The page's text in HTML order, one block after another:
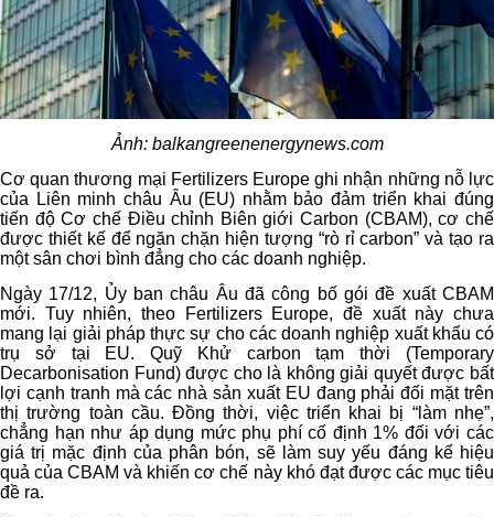
Ảnh: balkangreenenergynews.com
Cơ quan thương mại Fertilizers Europe ghi nhận những nỗ lực
của Liên minh châu Âu (EU) nhằm bảo đảm triển khai đúng
tiến độ Cơ chế Điều chỉnh Biên giới Carbon (CBAM), cơ chế
được thiết kế để ngăn chặn hiện tượng “rò rỉ carbon” và tạo ra
một sân chơi bình đẳng cho các doanh nghiệp.
Ngày 17/12, Ủy ban châu Âu đã công bố gói đề xuất CBAM
mới. Tuy nhiên, theo Fertilizers Europe, đề xuất này chưa
mang lại giải pháp thực sự cho các doanh nghiệp xuất khẩu có
trụ sở tại EU. Quỹ Khử carbon tạm thời (Temporary
Decarbonisation Fund) được cho là không giải quyết được bất
lợi cạnh tranh mà các nhà sản xuất EU đang phải đối mặt trên
thị trường toàn cầu. Đồng thời, việc triển khai bị “làm nhẹ”,
chẳng hạn như áp dụng mức phụ phí cố định 1% đối với các
giá trị mặc định của phân bón, sẽ làm suy yếu đáng kể hiệu
quả của CBAM và khiến cơ chế này khó đạt được các mục tiêu
đề ra.